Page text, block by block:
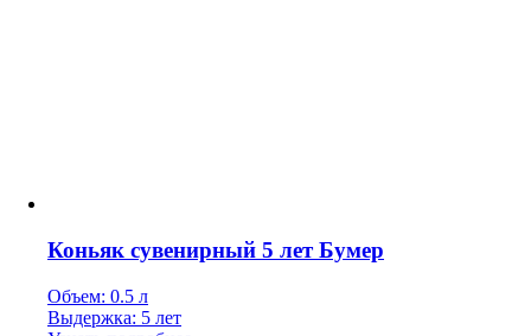
Коньяк сувенирный 5 лет Бумер
Объем: 0.5 л
Выдержка: 5 лет